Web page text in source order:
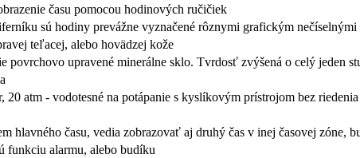
času pomocou hodinových ručičiek
sú hodiny prevážne vyznačené rôznymi grafickým nečíselnými
teľacej, alebo hovädzej kože
povrchovo upravené minerálne sklo. Tvrdosť zvýšená o celý jeden
20 atm - vodotesné na potápanie s kyslíkovým prístrojom bez
hlavného času, vedia zobrazovať aj druhý čas v inej časovej zóne,
funkciu alarmu, alebo budíku